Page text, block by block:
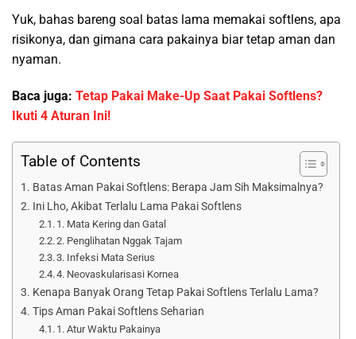
Yuk, bahas bareng soal batas lama memakai softlens, apa
risikonya, dan gimana cara pakainya biar tetap aman dan
nyaman.
Baca juga: Tetap Pakai Make-Up Saat Pakai Softlens?
Ikuti 4 Aturan Ini!
Table of Contents
Batas Aman Pakai Softlens: Berapa Jam Sih Maksimalnya?
Ini Lho, Akibat Terlalu Lama Pakai Softlens
1. Mata Kering dan Gatal
2. Penglihatan Nggak Tajam
3. Infeksi Mata Serius
4. Neovaskularisasi Kornea
Kenapa Banyak Orang Tetap Pakai Softlens Terlalu Lama?
Tips Aman Pakai Softlens Seharian
1. Atur Waktu Pakainya